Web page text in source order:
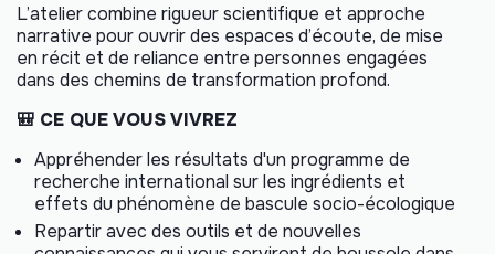
L’atelier combine rigueur scientifique et approche
narrative pour ouvrir des espaces d’écoute, de mise
en récit et de reliance entre personnes engagées
dans des chemins de transformation profond.
🎒 CE QUE VOUS VIVREZ
Appréhender les résultats d'un programme de
recherche international sur les ingrédients et
effets du phénomène de bascule socio-écologique
Repartir avec des outils et de nouvelles